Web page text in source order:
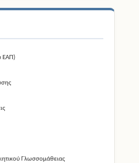
ΕΑΠ)
Γλωσσομάθειας